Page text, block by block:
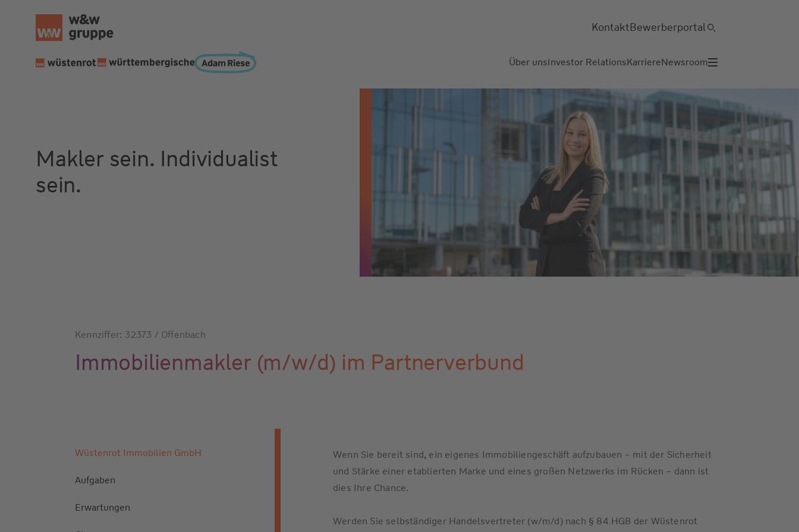
Über unsInvestor RelationsKarriereNewsroom
KontaktBewerberportal
Makler sein. Individualist
sein.
Kennziffer: 32373 / Offenbach
Immobilienmakler (m/w/d) im Partnerverbund
Wüstenrot Immobilien GmbH
Wenn Sie bereit sind, ein eigenes Immobiliengeschäft aufzubauen – mit der Sicherheit
und Stärke einer etablierten Marke und eines großen Netzwerks im Rücken – dann ist
dies Ihre Chance.
Werden Sie selbständiger Handelsvertreter (w/m/d) nach § 84 HGB der Wüstenrot
Aufgaben
Erwartungen